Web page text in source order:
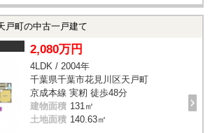
戸町の中古一戸建て
2,080万円
4LDK / 2004年
千葉県千葉市花見川区天戸町
京成本線 実籾 徒歩48分
建物面積 131㎡
土地面積 140.63㎡